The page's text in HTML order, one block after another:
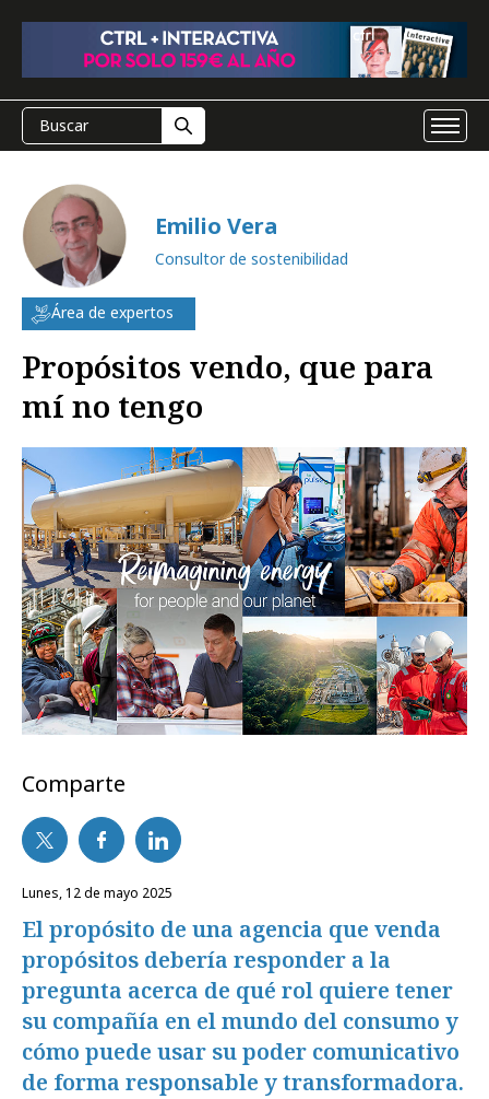
Emilio Vera
Consultor de sostenibilidad
Área de expertos
Propósitos vendo, que para
mí no tengo
Comparte
lunes, 12 de mayo 2025
El propósito de una agencia que venda
propósitos debería responder a la
pregunta acerca de qué rol quiere tener
su compañía en el mundo del consumo y
cómo puede usar su poder comunicativo
de forma responsable y transformadora.